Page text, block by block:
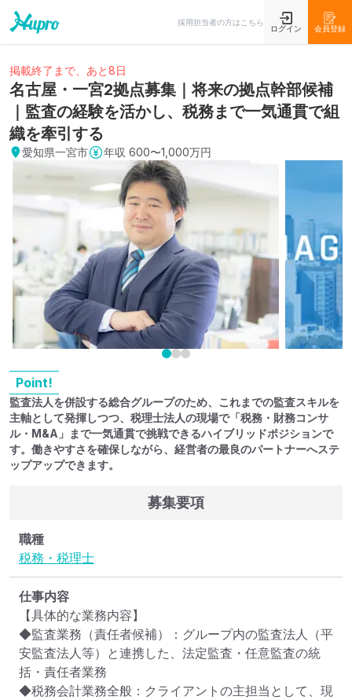
採用担当者の方はこちら
ログイン 会員登録
掲載終了まで、あと8日
名古屋・一宮2拠点募集｜将来の拠点幹部候補
｜監査の経験を活かし、税務まで一気通貫で組
織を牽引する
愛知県一宮市 年収 600〜1,000万円
Point!
監査法人を併設する総合グループのため、これまでの監査スキルを
主軸として発揮しつつ、税理士法人の現場で「税務・財務コンサ
ル・M&A」まで一気通貫で挑戦できるハイブリッドポジションで
す。働きやすさを確保しながら、経営者の最良のパートナーへステ
ップアップできます。
募集要項
職種
税務・税理士
仕事内容
【具体的な業務内容】
◆監査業務（責任者候補）：グループ内の監査法人（平
安監査法人等）と連携した、法定監査・任意監査の統
括・責任者業務
◆税務会計業務全般：クライアントの主担当として、現